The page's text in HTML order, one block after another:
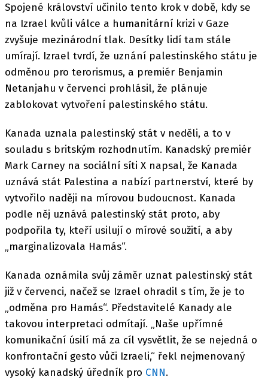
Spojené království učinilo tento krok v době, kdy se
na Izrael kvůli válce a humanitární krizi v Gaze
zvyšuje mezinárodní tlak. Desítky lidí tam stále
umírají. Izrael tvrdí, že uznání palestinského státu je
odměnou pro terorismus, a premiér Benjamin
Netanjahu v červenci prohlásil, že plánuje
zablokovat vytvoření palestinského státu.
Kanada uznala palestinský stát v neděli, a to v
souladu s britským rozhodnutím. Kanadský premiér
Mark Carney na sociální síti X napsal, že Kanada
uznává stát Palestina a nabízí partnerství, které by
vytvořilo naději na mírovou budoucnost. Kanada
podle něj uznává palestinský stát proto, aby
podpořila ty, kteří usilují o mírové soužití, a aby
„marginalizovala Hamás“.
Kanada oznámila svůj záměr uznat palestinský stát
již v červenci, načež se Izrael ohradil s tím, že je to
„odměna pro Hamás“. Představitelé Kanady ale
takovou interpretaci odmítají. „Naše upřímné
komunikační úsilí má za cíl vysvětlit, že se nejedná o
konfrontační gesto vůči Izraeli,“ řekl nejmenovaný
vysoký kanadský úředník pro CNN.